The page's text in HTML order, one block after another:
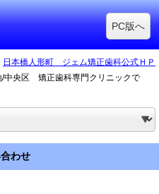
PC版へ
日本橋人形町 ジェム矯正歯科公式ＨＰ
中央区 矯正歯科専門クリニックで
わせ